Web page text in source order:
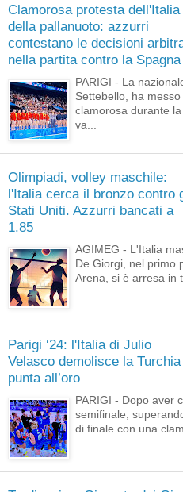
Clamorosa protesta dell'Italia
della pallanuoto: azzurri
contestano le decisioni
nella partita contro la Spagna
PARIGI - La
Settebello, ha
clamorosa durante
va...
Olimpiadi, volley maschile:
l'Italia cerca il bronzo contro
Stati Uniti. Azzurri bancati a
1.85
AGIMEG - L'Italia
De Giorgi, nel primo
Arena, si è arresa in
Parigi ‘24: l'Italia di Julio
Velasco demolisce la
punta all’oro
PARIGI - Dopo aver
semifinale,
di finale con una